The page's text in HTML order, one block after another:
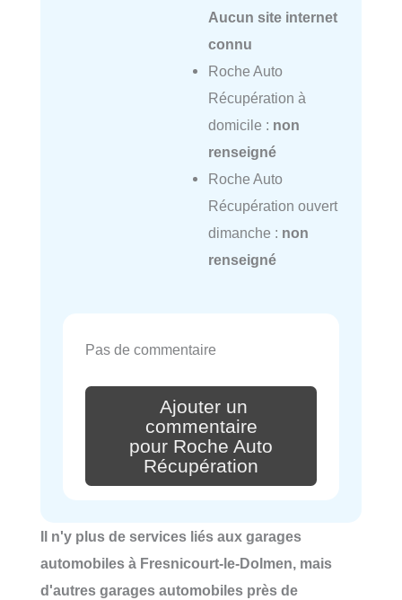
Aucun site internet
connu
Roche Auto
Récupération à
domicile : non
renseigné
Roche Auto
Récupération ouvert
dimanche : non
renseigné
Pas de commentaire
Ajouter un
commentaire
pour Roche Auto
Récupération
Il n'y plus de services liés aux garages
automobiles à Fresnicourt-le-Dolmen, mais
d'autres garages automobiles près de